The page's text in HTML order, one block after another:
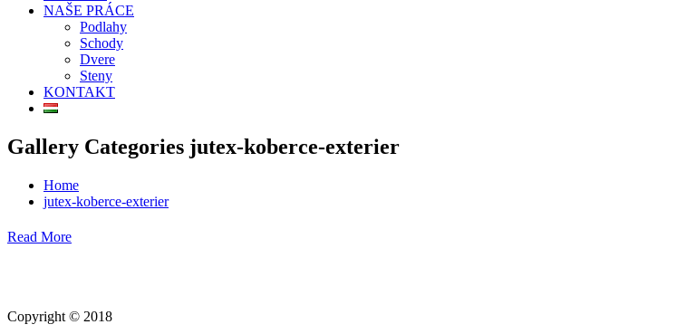
NAŠE PRÁCE
Podlahy
Schody
Dvere
Steny
KONTAKT
Gallery Categories jutex-koberce-exterier
Home
jutex-koberce-exterier
Read More
Copyright © 2018